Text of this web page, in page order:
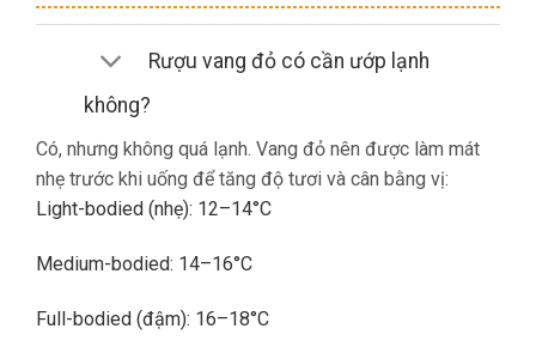
Rượu vang đỏ có cần ướp lạnh
không?
Có, nhưng không quá lạnh. Vang đỏ nên được làm mát
nhẹ trước khi uống để tăng độ tươi và cân bằng vị:
Light-bodied (nhẹ): 12–14°C
Medium-bodied: 14–16°C
Full-bodied (đậm): 16–18°C